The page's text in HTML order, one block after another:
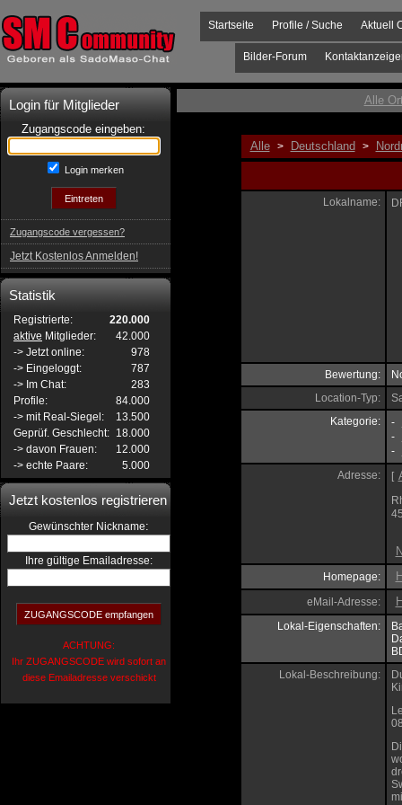
Aktuell
Profile / Suche
Startseite
Bilder-Forum
Login für Mitglieder
Zugangscode eingeben:
Login merken
Zugangscode vergessen?
Jetzt Kostenlos Anmelden!
Statistik
Registrierte:
220.000
aktive Mitglieder:
42.000
-> Jetzt online:
978
-> Eingeloggt:
787
-> Im Chat:
283
Profile:
84.000
-> mit Real-Siegel:
13.500
Geprüf. Geschlecht: 18.000
-> davon Frauen:
12.000
-> echte Paare:
5.000
Jetzt kostenlos registrieren
Gewünschter Nickname:
Ihre gültige Emailadresse:
ACHTUNG:
Ihr ZUGANGSCODE wird sofort an
diese Emailadresse verschickt
Alle
Alle > Deutschland >
Lokalname:
Bewertung:
Location-Typ:
Kategorie:
-
-
-
Adresse: [
Homepage:
eMail-Adresse:
Lokal-Eigenschaften:
Lokal-Beschreibung: